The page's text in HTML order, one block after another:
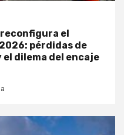
el
pérdidas de
dilema del encaje